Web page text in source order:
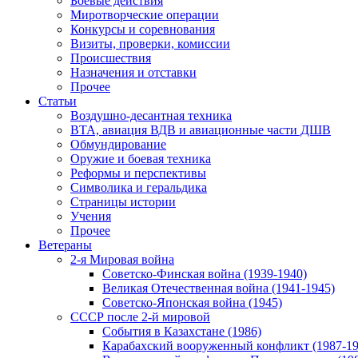
Миротворческие операции
Конкурсы и соревнования
Визиты, проверки, комиссии
Происшествия
Назначения и отставки
Прочее
Статьи
Воздушно-десантная техника
ВТА, авиация ВДВ и авиационные части ДШВ
Обмундирование
Оружие и боевая техника
Реформы и перспективы
Символика и геральдика
Страницы истории
Учения
Прочее
Ветераны
2-я Мировая война
Советско-Финская война (1939-1940)
Великая Отечественная война (1941-1945)
Советско-Японская война (1945)
СССР после 2-й мировой
События в Казахстане (1986)
Карабахский вооруженный конфликт (1987-